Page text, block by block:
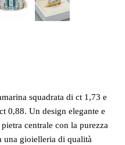
squadrata di ct 1,73 e
0,88. Un design elegante e
centrale con la purezza
una gioielleria di qualità